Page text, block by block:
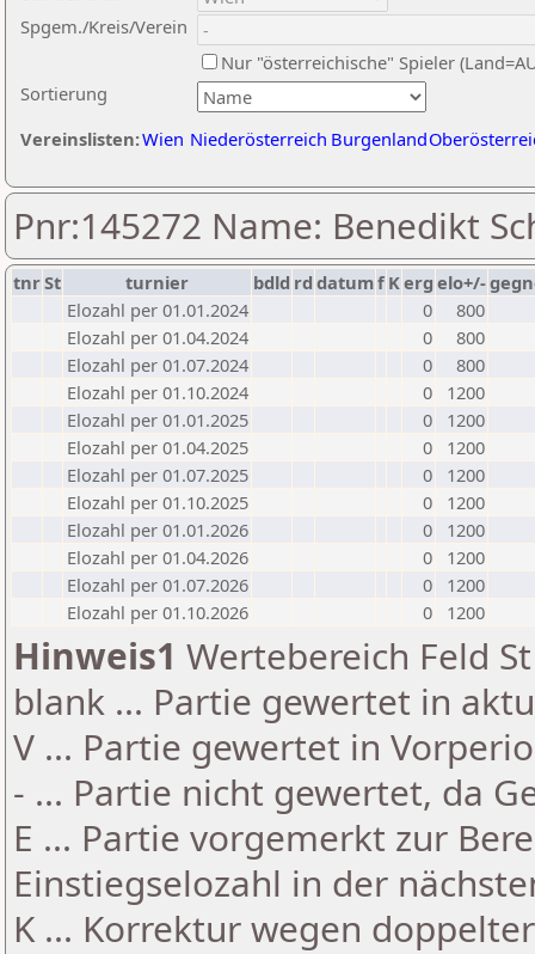
Sortierung
Spgem./Kreis/Verein
Nur "österreichische" Spieler
Vereinslisten:Wien Niederösterreich Burgenland
Pnr:145272 Name: Benedikt
tnrSt turnier bdld rd datumf Kerg elo+/-
Elozahl per 01.01.2024
0
800
Elozahl per 01.04.2024
0
800
Elozahl per 01.07.2024
0
800
Elozahl per 01.10.2024
0
1200
Elozahl per 01.01.2025
0
1200
Elozahl per 01.04.2025
0
1200
Elozahl per 01.07.2025
0
1200
Elozahl per 01.10.2025
0
1200
Elozahl per 01.01.2026
0
1200
Elozahl per 01.04.2026
0
1200
Elozahl per 01.07.2026
0
1200
Elozahl per 01.10.2026
0 1200
Hinweis1 Wertebereich Feld
blank ... Partie gewertet in
V ... Partie gewertet in
- ... Partie nicht gewertet, da
E ... Partie vorgemerkt zur
Einstiegselozahl in der
K ... Korrektur wegen